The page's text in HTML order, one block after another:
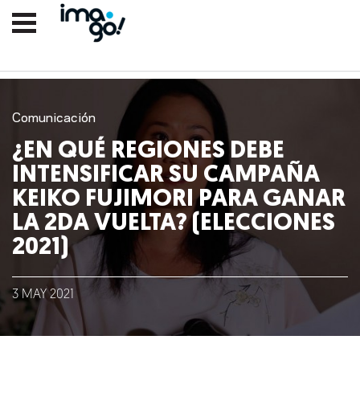
Nosotros
Clientes
Lo que hacemos
Comunicación
¿EN QUÉ REGIONES DEBE
INTENSIFICAR SU CAMPAÑA
KEIKO FUJIMORI PARA GANAR
LA 2DA VUELTA? (ELECCIONES
2021)
3 MAY 2021